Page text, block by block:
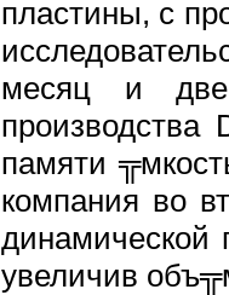
пластины, с
месяц и
производства
памяти
компания во
динамической
увеличив